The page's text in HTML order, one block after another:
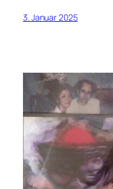
3. Januar 2025